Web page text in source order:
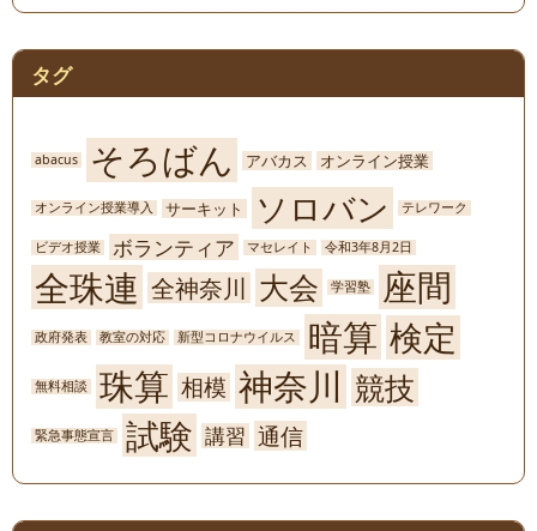
タグ
abacus そろばん アバカス オンライン授業
オンライン授業導入 サーキット ソロバン テレワーク
ビデオ授業 ボランティア マセレイト 令和3年8月2日
全珠連 全神奈川 大会 学習塾 座間
政府発表 教室の対応 新型コロナウイルス 暗算 検定
無料相談 珠算 相模 神奈川 競技
緊急事態宣言 試験 講習 通信